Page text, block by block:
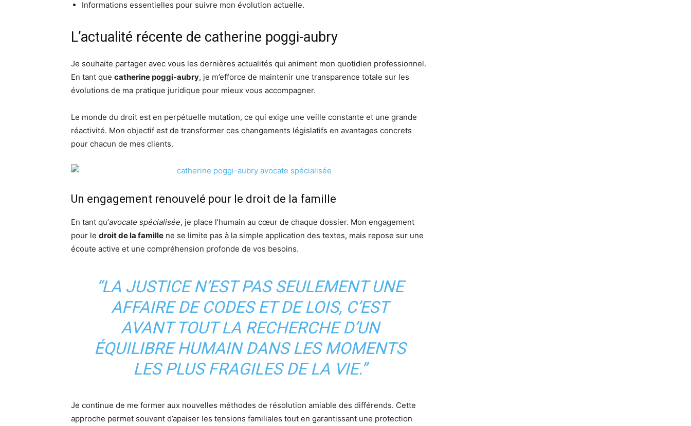
Informations essentielles pour suivre mon évolution actuelle.
L’actualité récente de catherine poggi-aubry
Je souhaite partager avec vous les dernières actualités qui animent mon quotidien professionnel.
En tant que catherine poggi-aubry, je m’efforce de maintenir une transparence totale sur les
évolutions de ma pratique juridique pour mieux vous accompagner.
Le monde du droit est en perpétuelle mutation, ce qui exige une veille constante et une grande
réactivité. Mon objectif est de transformer ces changements législatifs en avantages concrets
pour chacun de mes clients.
Un engagement renouvelé pour le droit de la famille
En tant qu’avocate spécialisée, je place l’humain au cœur de chaque dossier. Mon engagement
pour le droit de la famille ne se limite pas à la simple application des textes, mais repose sur une
écoute active et une compréhension profonde de vos besoins.
“LA JUSTICE N’EST PAS SEULEMENT UNE
AFFAIRE DE CODES ET DE LOIS, C’EST
AVANT TOUT LA RECHERCHE D’UN
ÉQUILIBRE HUMAIN DANS LES MOMENTS
LES PLUS FRAGILES DE LA VIE.”
Je continue de me former aux nouvelles méthodes de résolution amiable des différends. Cette
approche permet souvent d’apaiser les tensions familiales tout en garantissant une protection